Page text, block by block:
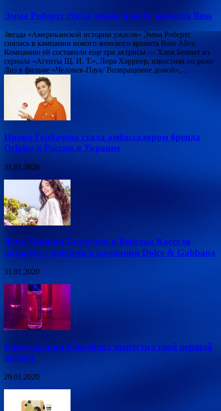
Эмма Робертс стала лицом нового аромата Boss
Звезда «Американской истории ужасов» Эмма Робертс
снялась в кампании нового женского аромата Boss Alive.
Компанию ей составили еще три актрисы — Хлоя Беннет из
сериала «Агенты Щ. И. Т.», Лора Харриер, известная по роли
Лиз в фильме «Человек-Паук/ Возвращение домой»,…
Ирина Горбачева стала амбассадором бренда
Origins в России и Украине
31.01.2020
Дочь Моники Беллуччи и Венсана Касселя
позирует с цветами в кампании Dolce & Gabbana
31.01.2020
Бренд оптики Fakoshima выпустил свой первый
аромат
29.01.2020